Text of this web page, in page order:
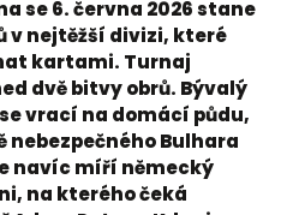
se 6. června 2026 stane
nejtěžší divizi, které
kartami. Turnaj
dvě bitvy obrů. Bývalý
vrací na domácí půdu,
Bulhara
navíc míří německý
na kterého čeká